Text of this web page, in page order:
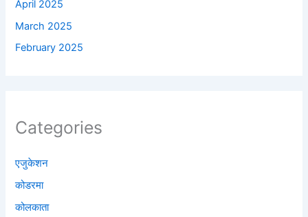
April 2025
March 2025
February 2025
Categories
एजुकेशन
कोडरमा
कोलकाता